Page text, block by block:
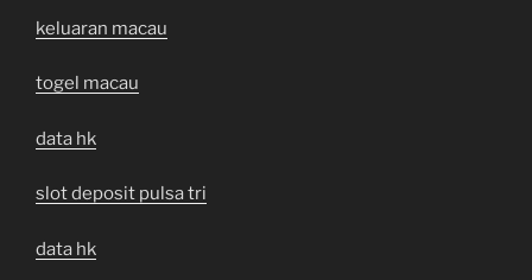
keluaran macau
togel macau
data hk
slot deposit pulsa tri
data hk